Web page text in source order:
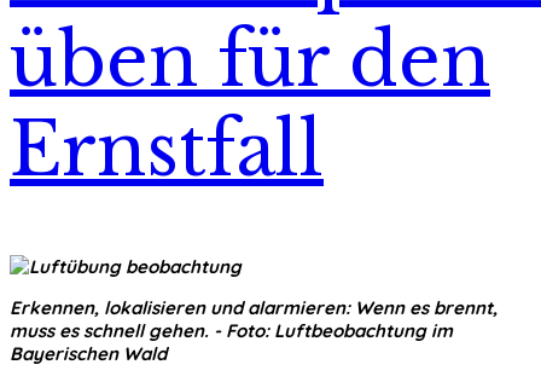
üben für den
Ernstfall
Erkennen, lokalisieren und alarmieren: Wenn es brennt,
muss es schnell gehen. - Foto: Luftbeobachtung im
Bayerischen Wald